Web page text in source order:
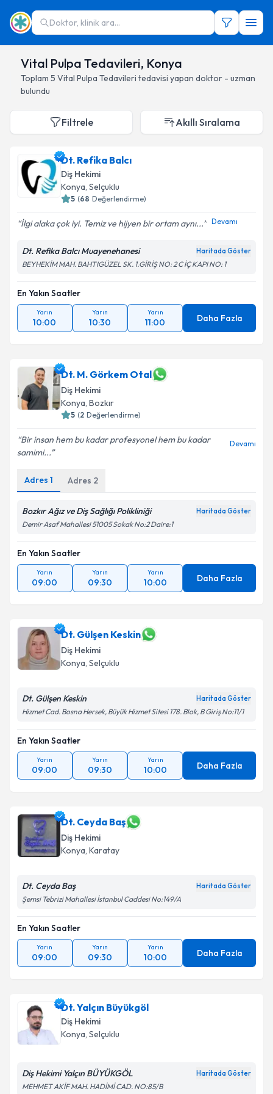
Doktor, klinik ara...
Vital Pulpa Tedavileri, Konya
Toplam 5 Vital Pulpa Tedavileri tedavisi yapan doktor - uzman
bulundu
Filtrele Akıllı Sıralama
Dt. Refika Balcı
Diş Hekimi
Konya, Selçuklu
5 (68 Değerlendirme)
İlgi alaka çok iyi. Temiz ve hijyen bir ortam aynı... Devamı
Dt. Refika Balcı Muayenehanesi Haritada Göster
BEYHEKİM MAH. BAHTIGÜZEL SK. 1.GİRİŞ NO: 2 C İÇ KAPI NO: 1
En Yakın Saatler
Yarın
10:00
Yarın
10:30
Yarın
11:00 Daha Fazla
Dt. M. Görkem Otal
Diş Hekimi
Konya, Bozkır
5 (2 Değerlendirme)
Bir insan hem bu kadar profesyonel hem bu kadar
samimi...
Devamı
Adres 1 Adres 2
Bozkır Ağız ve Diş Sağlığı Polikliniği Haritada Göster
Demir Asaf Mahallesi 51005 Sokak No:2 Daire:1
En Yakın Saatler
Yarın
09:00
Yarın
09:30
Yarın
10:00 Daha Fazla
Dt. Gülşen Keskin
Diş Hekimi
Konya, Selçuklu
Dt. Gülşen Keskin Haritada Göster
Hizmet Cad. Bosna Hersek, Büyük Hizmet Sitesi 178. Blok, B Giriş No:11/1
En Yakın Saatler
Yarın
09:00
Yarın
09:30
Yarın
10:00 Daha Fazla
Dt. Ceyda Baş
Diş Hekimi
Konya, Karatay
Dt. Ceyda Baş Haritada Göster
Şemsi Tebrizi Mahallesi İstanbul Caddesi No:149/A
En Yakın Saatler
Yarın
09:00
Yarın
09:30
Yarın
10:00 Daha Fazla
Dt. Yalçın Büyükgöl
Diş Hekimi
Konya, Selçuklu
Diş Hekimi Yalçın BÜYÜKGÖL Haritada Göster
MEHMET AKİF MAH. HADİMİ CAD. NO:85/B